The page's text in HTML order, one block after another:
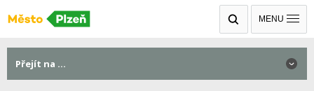
MENU
Přejít na ...